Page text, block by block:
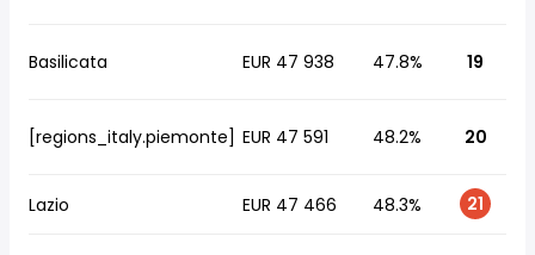
Basilicata EUR 47 938 47.8% 19
[regions_italy.piemonte] EUR 47 591 48.2% 20
Lazio EUR 47 466 48.3% 21